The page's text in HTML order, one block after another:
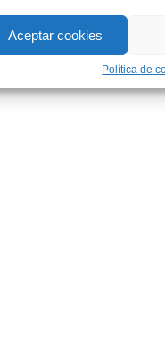
Aceptar cookies
Política de